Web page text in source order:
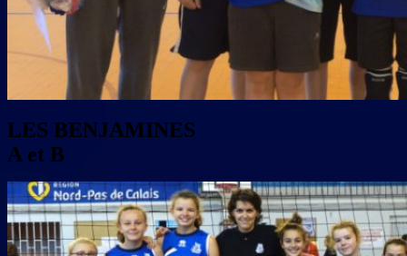
LES BENJAMINES
A et B